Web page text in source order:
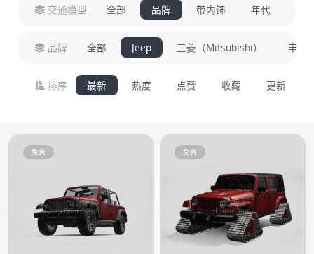
交通模型 全部 品牌 带内饰 年代
品牌 全部 Jeep 三菱（Mitsubishi） 丰田
排序 最新 热度 点赞 收藏 更新
免费 免费